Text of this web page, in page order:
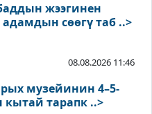
жээгинен
сөөгү таб ..>
08.08.2026 11:46
музейинин 4–5-
кытай тарапк ..>